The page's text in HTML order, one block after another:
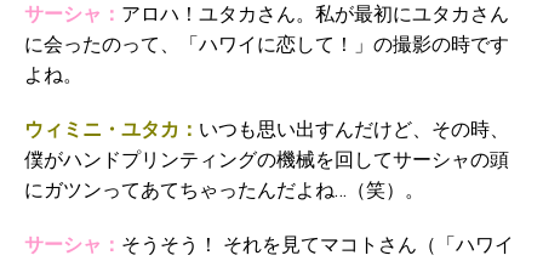
サーシャ： アロハ！ユタカさん。私が最初にユタカさん
に会ったのって、「ハワイに恋して！」の撮影の時です
よね。
ウィミニ・ユタカ： いつも思い出すんだけど、その時、
僕がハンドプリンティングの機械を回してサーシャの頭
にガツンってあてちゃったんだよね…（笑）。
サーシャ： そうそう！ それを見てマコトさん（「ハワイ